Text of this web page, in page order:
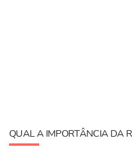
QUAL A IMPORTÂNCIA DA